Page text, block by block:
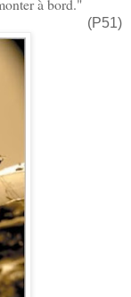
à bord."
(P51)